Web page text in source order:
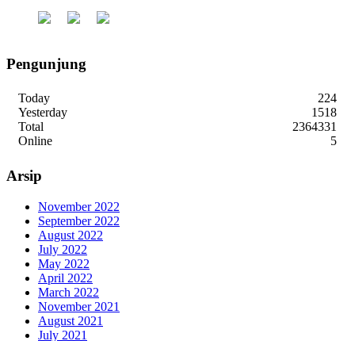
Pengunjung
Today
Yesterday
Total
Online
224
1518
2364331
5
Arsip
November 2022
September 2022
August 2022
July 2022
May 2022
April 2022
March 2022
November 2021
August 2021
July 2021